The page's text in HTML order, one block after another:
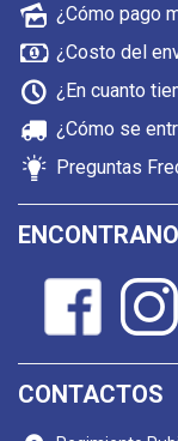
¿Cómo pago
¿Costo del
¿En cuanto
¿Cómo se
Preguntas
CONTACTOS